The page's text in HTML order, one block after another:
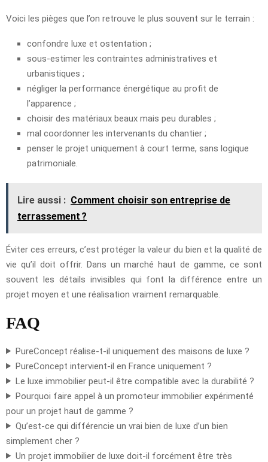
Voici les pièges que l’on retrouve le plus souvent sur le terrain :
confondre luxe et ostentation ;
sous-estimer les contraintes administratives et
urbanistiques ;
négliger la performance énergétique au profit de
l’apparence ;
choisir des matériaux beaux mais peu durables ;
mal coordonner les intervenants du chantier ;
penser le projet uniquement à court terme, sans logique
patrimoniale.
Lire aussi : Comment choisir son entreprise de
terrassement ?
Éviter ces erreurs, c’est protéger la valeur du bien et la qualité de
vie qu’il doit offrir. Dans un marché haut de gamme, ce sont
souvent les détails invisibles qui font la différence entre un
projet moyen et une réalisation vraiment remarquable.
FAQ
PureConcept réalise-t-il uniquement des maisons de luxe ?
PureConcept intervient-il en France uniquement ?
Le luxe immobilier peut-il être compatible avec la durabilité ?
Pourquoi faire appel à un promoteur immobilier expérimenté
pour un projet haut de gamme ?
Qu’est-ce qui différencie un vrai bien de luxe d’un bien
simplement cher ?
Un projet immobilier de luxe doit-il forcément être très